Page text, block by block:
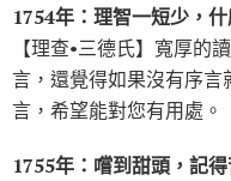
1754年：理智一短少，什
【理查•三德氏】寬厚的
言，還覺得如果沒有序
言，希望能對您有用處。
1755年：嚐到甜頭，記得